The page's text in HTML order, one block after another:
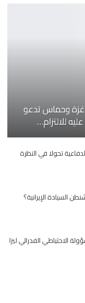
غزة وحماس تدعو
للالتزام…
تحولا في النظرة
السيادة الإيرانية؟
الاحتياطي الفدرالي ليزا